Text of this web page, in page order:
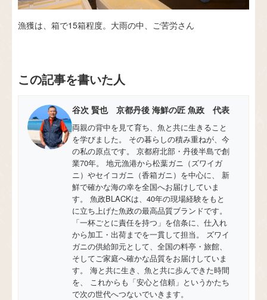
漁獲は、箱で15箱程度。大雨の中、ご苦労さん
この記事を書いた人
谷次 賢也 京都丹後 海鮮の匠 魚政 代表
両親の背中を見て育ち、魚と共に生きること
を学びました。 その暮らしの積み重ねが、今
の私の原点です。 京都府北部・丹後半島で創
業70年。 地元漁港から松葉ガニ（ズワイガ
ニ）やセイコガニ（香箱ガニ）を中心に、 新
鮮で確かな海の幸を全国へお届けしていま
す。 魚政BLACKは、40年の現場経験をもと
に立ち上げた魚政の最高品質ブランドです。
「一杯ごとに責任を持つ」を信条に、仕入れ
から加工・出荷までを一貫して担当。 ズワイ
ガニの供給卸元として、全国の料亭・旅館、
そしてご家庭へ確かな品質をお届けしていま
す。 海と共に生き、魚と共に歩んできた時間
を、 これからも「安心と信頼」というかたち
で次の世代へつないでいきます。